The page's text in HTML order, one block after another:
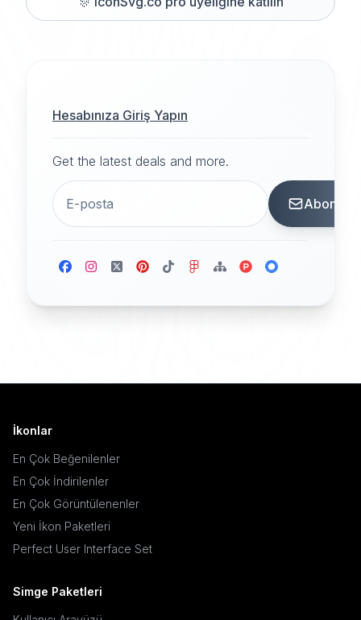
Hesabınıza Giriş Yapın
Get the latest deals and more.
Abone
İkonlar
En Çok Beğenilenler
En Çok İndirilenler
En Çok Görüntülenenler
Yeni İkon Paketleri
Perfect User Interface Set
Simge Paketleri